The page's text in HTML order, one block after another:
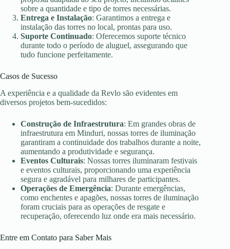
sobre a quantidade e tipo de torres necessárias.
Entrega e Instalação: Garantimos a entrega e
instalação das torres no local, prontas para uso.
Suporte Continuado: Oferecemos suporte técnico
durante todo o período de aluguel, assegurando que
tudo funcione perfeitamente.
Casos de Sucesso
A experiência e a qualidade da Revlo são evidentes em
diversos projetos bem-sucedidos:
Construção de Infraestrutura: Em grandes obras de
infraestrutura em Minduri, nossas torres de iluminação
garantiram a continuidade dos trabalhos durante a noite,
aumentando a produtividade e segurança.
Eventos Culturais: Nossas torres iluminaram festivais
e eventos culturais, proporcionando uma experiência
segura e agradável para milhares de participantes.
Operações de Emergência: Durante emergências,
como enchentes e apagões, nossas torres de iluminação
foram cruciais para as operações de resgate e
recuperação, oferecendo luz onde era mais necessário.
Entre em Contato para Saber Mais